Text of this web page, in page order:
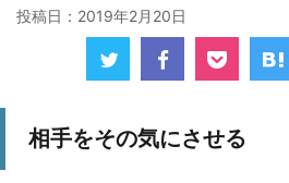
投稿日： 2019年2月20日
相手をその気にさせる